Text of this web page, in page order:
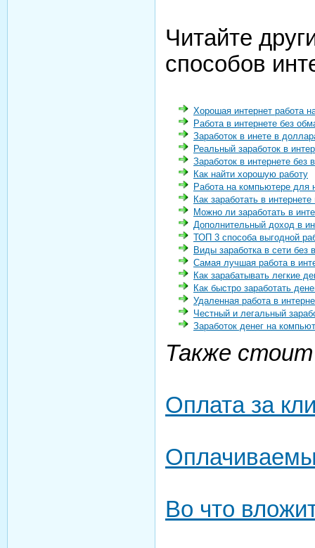
Читайте
способов
Хорошая интернет работа
Работа в интернете без
Заработок в инете в
Реальный заработок в
Заработок в интернете без
Как найти хорошую работу
Работа на компьютере для
Как заработать в
Можно ли заработать в
Дополнительный доход в
ТОП 3 способа выгодной
Виды заработка в сети без
Самая лучшая работа в
Как зарабатывать легкие
Как быстро заработать
Удаленная работа в
Честный и легальный
Заработок денег на
Также
Оплата за
Во что